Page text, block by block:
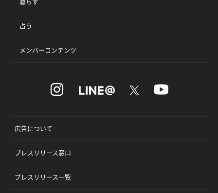
占う
メンバーコンテンツ
広告について
プレスリリース窓口
プレスリリース一覧